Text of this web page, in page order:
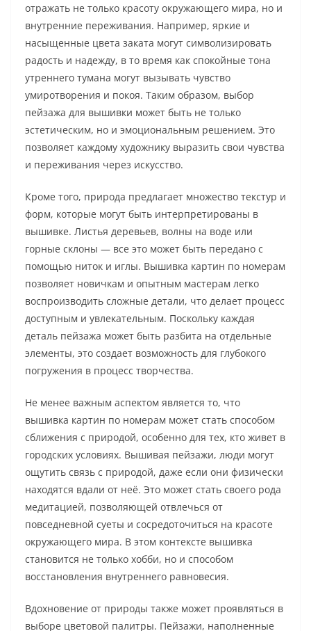
отражать не только красоту окружающего мира, но и
внутренние переживания. Например, яркие и
насыщенные цвета заката могут символизировать
радость и надежду, в то время как спокойные тона
утреннего тумана могут вызывать чувство
умиротворения и покоя. Таким образом, выбор
пейзажа для вышивки может быть не только
эстетическим, но и эмоциональным решением. Это
позволяет каждому художнику выразить свои чувства
и переживания через искусство.
Кроме того, природа предлагает множество текстур и
форм, которые могут быть интерпретированы в
вышивке. Листья деревьев, волны на воде или
горные склоны — все это может быть передано с
помощью ниток и иглы. Вышивка картин по номерам
позволяет новичкам и опытным мастерам легко
воспроизводить сложные детали, что делает процесс
доступным и увлекательным. Поскольку каждая
деталь пейзажа может быть разбита на отдельные
элементы, это создает возможность для глубокого
погружения в процесс творчества.
Не менее важным аспектом является то, что
вышивка картин по номерам может стать способом
сближения с природой, особенно для тех, кто живет в
городских условиях. Вышивая пейзажи, люди могут
ощутить связь с природой, даже если они физически
находятся вдали от неё. Это может стать своего рода
медитацией, позволяющей отвлечься от
повседневной суеты и сосредоточиться на красоте
окружающего мира. В этом контексте вышивка
становится не только хобби, но и способом
восстановления внутреннего равновесия.
Вдохновение от природы также может проявляться в
выборе цветовой палитры. Пейзажи, наполненные